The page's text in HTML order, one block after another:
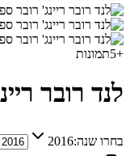
+
5תמונות
לנד רובר
בחרו שנה:2016